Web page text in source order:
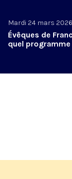
Mardi 24 mars 2026
Évêques de
quel programme